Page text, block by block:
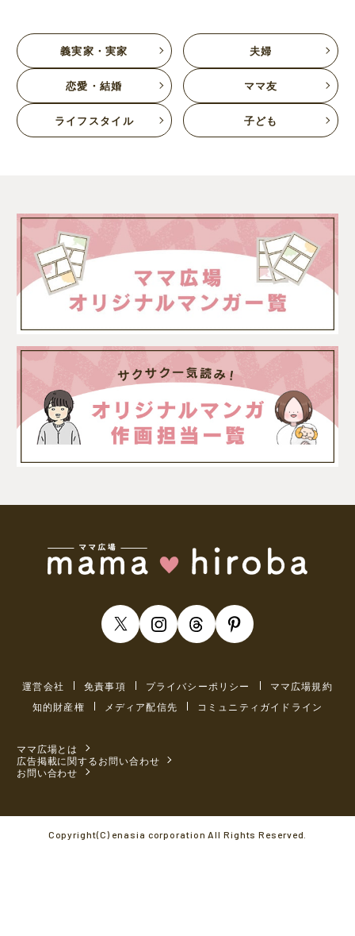
義実家・実家 夫婦
恋愛・結婚 ママ友
ライフスタイル 子ども
運営会社 免責事項 プライバシーポリシー
ママ広場規約
知的財産権
メディア配信先 コミュニティガイドライン
ママ広場とは
広告掲載に関するお問い合わせ
お問い合わせ
Copyright(C) enasia corporation All Rights Reserved.